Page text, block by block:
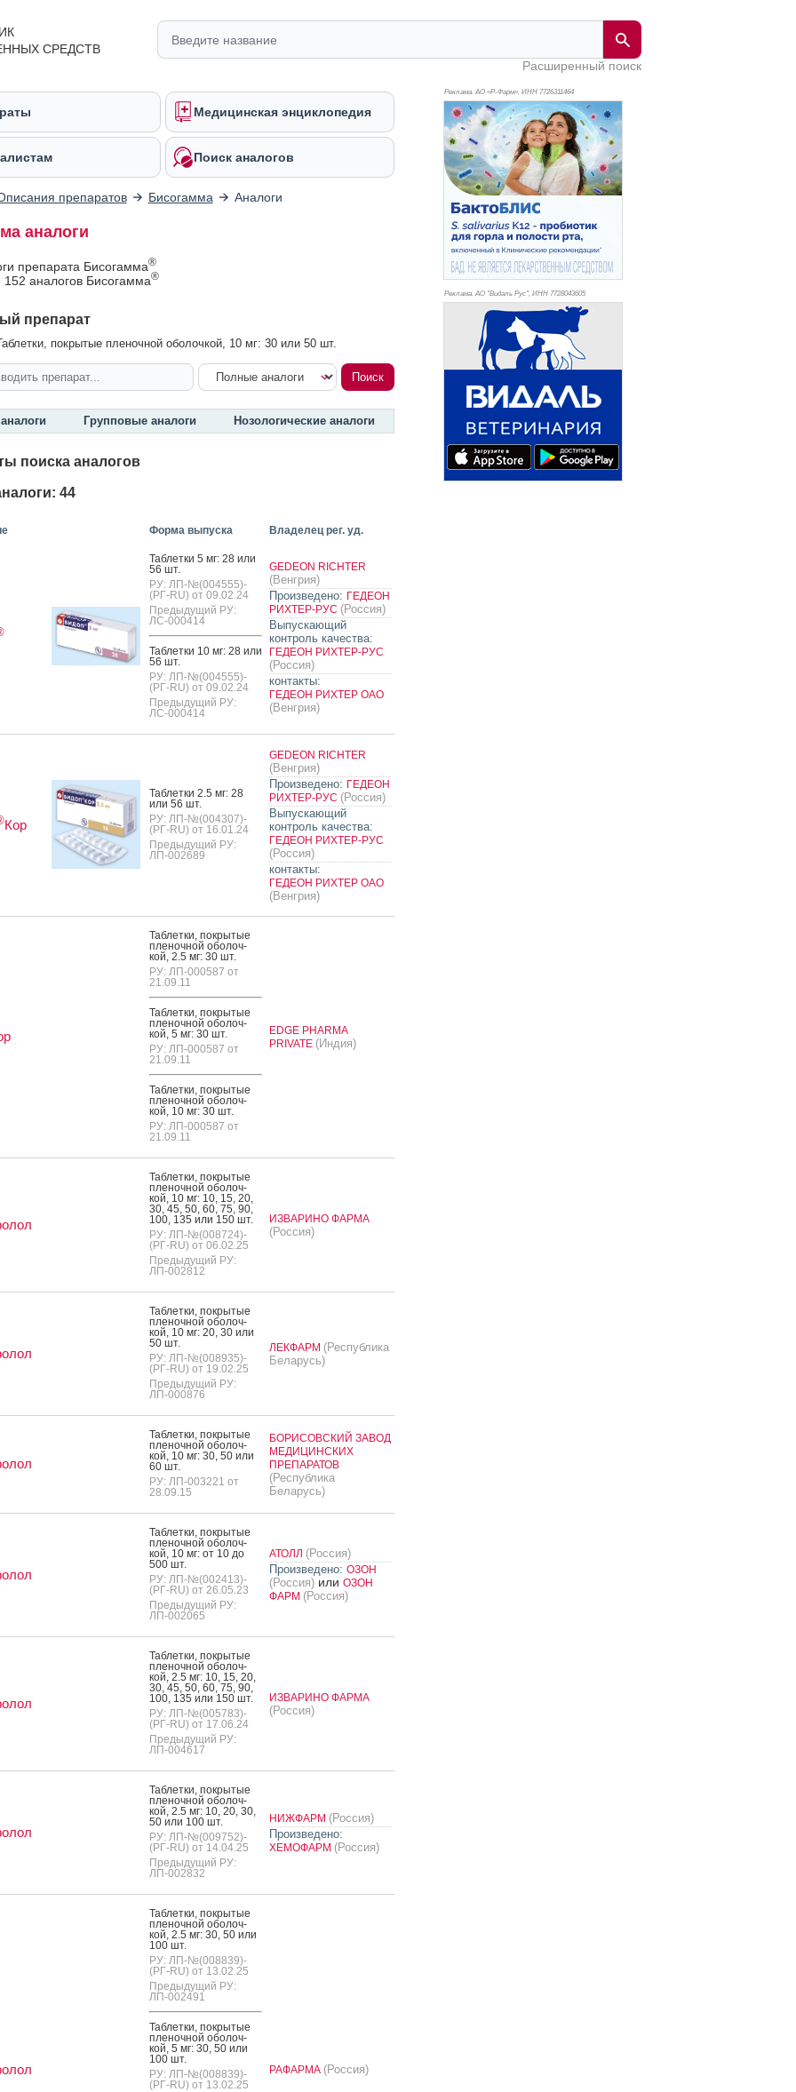
СРЕДСТВ
Расширенный поиск
Медицинская энциклопедия
Поиск аналогов
препаратов Бисогамма Аналоги
аналоги
препарата Бисогамма®
152 аналогов Бисогамма®
препарат
покрытые пленочной оболочкой, 10 мг: 30 или 50 шт.
Групповые аналоги Нозологические аналоги
поиска аналогов
44
Форма выпуска Владелец рег. уд.
Таб­летки 5 мг: 28 или
56 шт.
РУ: ЛП-№(004555)-
(РГ-RU) от 09.02.24
Предыдущий РУ:
ЛС-000414
Таб­летки 10 мг: 28 или
56 шт.
РУ: ЛП-№(004555)-
(РГ-RU) от 09.02.24
Предыдущий РУ:
ЛС-000414
GEDEON RICHTER
(Венгрия)
Произведено: ГЕДЕОН
РИХТЕР-РУС (Россия)
Выпускающий
контроль качества:
ГЕДЕОН РИХТЕР-РУС
(Россия)
контакты:
ГЕДЕОН РИХТЕР ОАО
(Венгрия)
Кор
Таб­летки 2.5 мг: 28
или 56 шт.
РУ: ЛП-№(004307)-
(РГ-RU) от 16.01.24
Предыдущий РУ:
ЛП-002689
GEDEON RICHTER
(Венгрия)
Произведено: ГЕДЕОН
РИХТЕР-РУС (Россия)
Выпускающий
контроль качества:
ГЕДЕОН РИХТЕР-РУС
(Россия)
контакты:
ГЕДЕОН РИХТЕР ОАО
(Венгрия)
Таб­летки, пок­ры­тые
пле­ноч­ной обо­лоч­
кой, 2.5 мг: 30 шт.
РУ: ЛП-000587 от
21.09.11
Таб­летки, пок­ры­тые
пле­ноч­ной обо­лоч­
кой, 5 мг: 30 шт.
РУ: ЛП-000587 от
21.09.11
Таб­летки, пок­ры­тые
пле­ноч­ной обо­лоч­
кой, 10 мг: 30 шт.
РУ: ЛП-000587 от
21.09.11
EDGE PHARMA
PRIVATE (Индия)
Таб­летки, пок­ры­тые
пле­ноч­ной обо­лоч­
кой, 10 мг: 10, 15, 20,
30, 45, 50, 60, 75, 90,
100, 135 или 150 шт.
РУ: ЛП-№(008724)-
(РГ-RU) от 06.02.25
Предыдущий РУ:
ЛП-002812
ИЗВАРИНО ФАРМА
(Россия)
Таб­летки, пок­ры­тые
пле­ноч­ной обо­лоч­
кой, 10 мг: 20, 30 или
50 шт.
РУ: ЛП-№(008935)-
(РГ-RU) от 19.02.25
Предыдущий РУ:
ЛП-000876
ЛЕКФАРМ (Республика
Беларусь)
Таб­летки, пок­ры­тые
пле­ноч­ной обо­лоч­
кой, 10 мг: 30, 50 или
60 шт.
РУ: ЛП-003221 от
28.09.15
БОРИСОВСКИЙ ЗАВОД
МЕДИЦИНСКИХ
ПРЕПАРАТОВ
(Республика
Беларусь)
Таб­летки, пок­ры­тые
пле­ноч­ной обо­лоч­
кой, 10 мг: от 10 до
500 шт.
РУ: ЛП-№(002413)-
(РГ-RU) от 26.05.23
Предыдущий РУ:
ЛП-002065
АТОЛЛ (Россия)
Произведено: ОЗОН
(Россия)или ОЗОН
ФАРМ (Россия)
Таб­летки, пок­ры­тые
пле­ноч­ной обо­лоч­
кой, 2.5 мг: 10, 15, 20,
30, 45, 50, 60, 75, 90,
100, 135 или 150 шт.
РУ: ЛП-№(005783)-
(РГ-RU) от 17.06.24
Предыдущий РУ:
ЛП-004617
ИЗВАРИНО ФАРМА
(Россия)
Таб­летки, пок­ры­тые
пле­ноч­ной обо­лоч­
кой, 2.5 мг: 10, 20, 30,
50 или 100 шт.
РУ: ЛП-№(009752)-
(РГ-RU) от 14.04.25
Предыдущий РУ:
ЛП-002832
НИЖФАРМ (Россия)
Произведено:
ХЕМОФАРМ (Россия)
Таб­летки, пок­ры­тые
пле­ноч­ной обо­лоч­
кой, 2.5 мг: 30, 50 или
100 шт.
РУ: ЛП-№(008839)-
(РГ-RU) от 13.02.25
Предыдущий РУ:
ЛП-002491
Таб­летки, пок­ры­тые
пле­ноч­ной обо­лоч­
кой, 5 мг: 30, 50 или
100 шт.
РУ: ЛП-№(008839)-
(РГ-RU) от 13.02.25
РАФАРМА (Россия)
Реклама. АО «Р-Фарм», ИНН 7726311464
Реклама. АО "Видаль Рус", ИНН 7728043605